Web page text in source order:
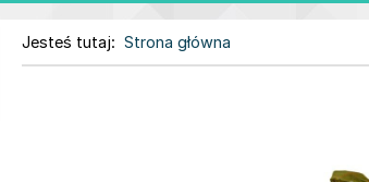
Jesteś tutaj: Strona główna